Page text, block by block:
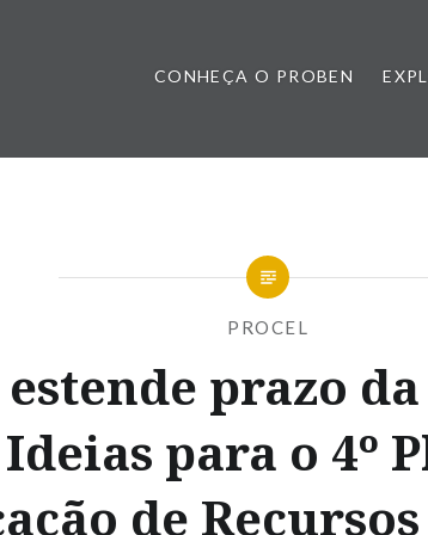
CONHEÇA O PROBEN
PROCEL
prazo
para o 4º
de